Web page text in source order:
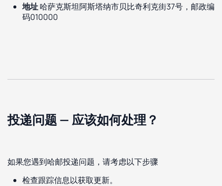
地址哈萨克斯坦阿斯塔纳市贝比奇利克街37号，邮政编
码010000
投递问题 — 应该如何处理？
如果您遇到哈邮投递问题，请考虑以下步骤
检查跟踪信息以获取更新。